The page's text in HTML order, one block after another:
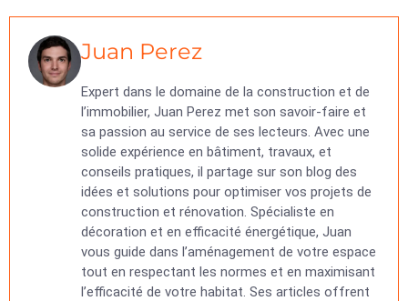
Juan Perez
Expert dans le domaine de la construction et de
l’immobilier, Juan Perez met son savoir-faire et
sa passion au service de ses lecteurs. Avec une
solide expérience en bâtiment, travaux, et
conseils pratiques, il partage sur son blog des
idées et solutions pour optimiser vos projets de
construction et rénovation. Spécialiste en
décoration et en efficacité énergétique, Juan
vous guide dans l’aménagement de votre espace
tout en respectant les normes et en maximisant
l’efficacité de votre habitat. Ses articles offrent